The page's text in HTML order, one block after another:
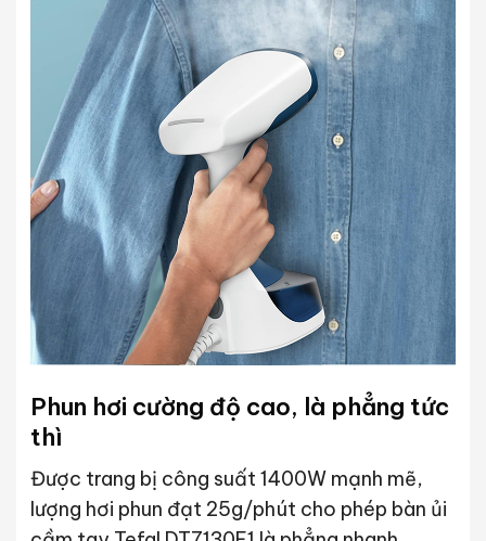
Phun hơi cường độ cao, là phẳng tức
thì
Được trang bị công suất 1400W mạnh mẽ,
lượng hơi phun đạt 25g/phút cho phép bàn ủi